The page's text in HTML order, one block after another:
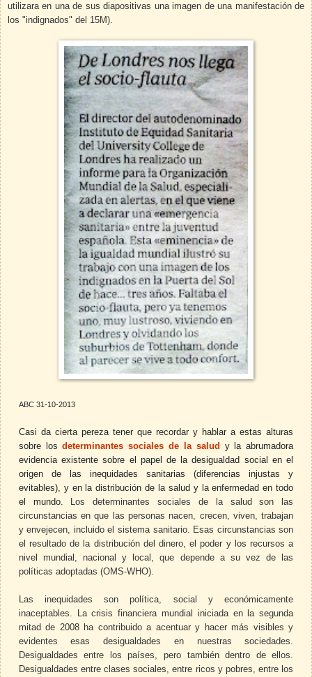
utilizara en una de sus diapositivas una imagen de una manifestación de
los "indignados" del 15M).
ABC 31-10-2013
Casi da cierta pereza tener que recordar y hablar a estas alturas
sobre losdeterminantes sociales de la salud y la abrumadora
evidencia existente sobre el papel de la desigualdad social en el
origen de las inequidades sanitarias (diferencias injustas y
evitables), y en la distribución de la salud y la enfermedad en todo
el mundo.
Los determinantes sociales de la salud son las
circunstancias en que las personas nacen, crecen, viven, trabajan
y envejecen, incluido el sistema sanitario. Esas circunstancias son
el resultado de la distribución del dinero, el poder y los recursos a
nivel mundial, nacional y local, que depende a su vez de las
políticas adoptadas (OMS-WHO).
Las inequidades son política, social y económicamente
inaceptables. La crisis financiera mundial iniciada en la segunda
mitad de 2008 ha contribuido a acentuar y hacer más visibles y
evidentes esas desigualdades en nuestras sociedades.
Desigualdades entre los países, pero también dentro de ellos.
Desigualdades entre clases sociales, entre ricos y pobres, entre los